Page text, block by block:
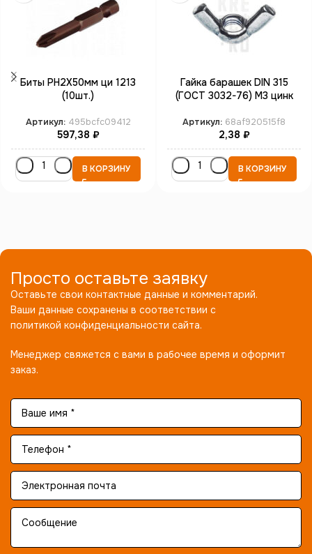
Биты PH2X50мм ци 1213
(10шт.)
Артикул: 495bcfc09412
597,38 ₽
В КОРЗИНУ
Гайка барашек DIN 315
(ГОСТ 3032-76) М3 цинк
Артикул: 68af920515f8
2,38 ₽
В КОРЗИНУ
Просто оставьте заявку
Оставьте свои контактные данные и комментарий.
Ваши данные сохранены в соответствии с
политикой конфиденциальности сайта.
Менеджер свяжется с вами в рабочее время и оформит
заказ.